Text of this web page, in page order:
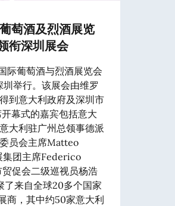
萄酒及烈酒展览
衔深圳展会
际葡萄酒与烈酒展览会
圳举行。该展会由维罗
到意大利政府及深圳市
幕式的嘉宾包括意大
大利驻广州总领事德派
员会主席Matteo
集团主席Federico
促会二级巡视员杨浩
了来自全球20多个国家
商，其中约50家意大利